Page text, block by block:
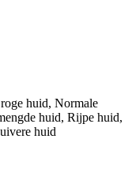
huid, Normale
huid, Rijpe huid,
huid